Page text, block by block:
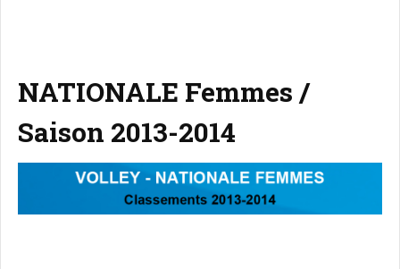
NATIONALE Femmes /
Saison 2013-2014